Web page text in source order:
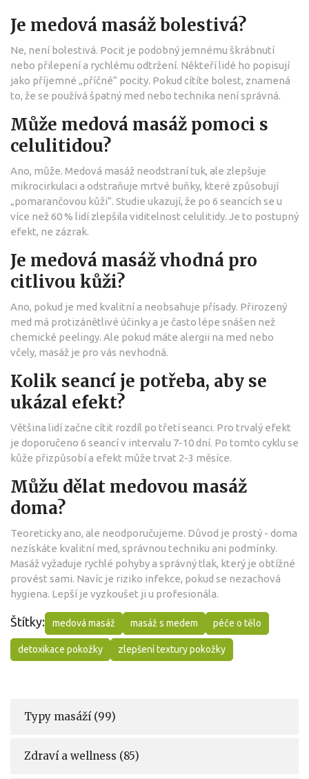
Je medová masáž bolestivá?
Ne, není bolestivá. Pocit je podobný jemnému škrábnutí
nebo přilepení a rychlému odtržení. Někteří lidé ho popisují
jako příjemné „příčné“ pocity. Pokud cítíte bolest, znamená
to, že se používá špatný med nebo technika není správná.
Může medová masáž pomoci s
celulitidou?
Ano, může. Medová masáž neodstraní tuk, ale zlepšuje
mikrocirkulaci a odstraňuje mrtvé buňky, které způsobují
„pomarančovou kůži“. Studie ukazují, že po 6 seancích se u
více než 60 % lidí zlepšila viditelnost celulitidy. Je to postupný
efekt, ne zázrak.
Je medová masáž vhodná pro
citlivou kůži?
Ano, pokud je med kvalitní a neobsahuje přísady. Přirozený
med má protizánětlivé účinky a je často lépe snášen než
chemické peelingy. Ale pokud máte alergii na med nebo
včely, masáž je pro vás nevhodná.
Kolik seancí je potřeba, aby se
ukázal efekt?
Většina lidí začne cítit rozdíl po třetí seanci. Pro trvalý efekt
je doporučeno 6 seancí v intervalu 7-10 dní. Po tomto cyklu se
kůže přizpůsobí a efekt může trvat 2-3 měsíce.
Můžu dělat medovou masáž
doma?
Teoreticky ano, ale neodporučujeme. Důvod je prostý - doma
nezískáte kvalitní med, správnou techniku ani podmínky.
Masáž vyžaduje rychlé pohyby a správný tlak, který je obtížné
provést sami. Navíc je riziko infekce, pokud se nezachová
hygiena. Lepší je vyzkoušet ji u profesionála.
Štítky: medová masáž masáž s medem péče o tělo
detoxikace pokožky zlepšení textury pokožky
Typy masáží (99)
Zdraví a wellness (85)